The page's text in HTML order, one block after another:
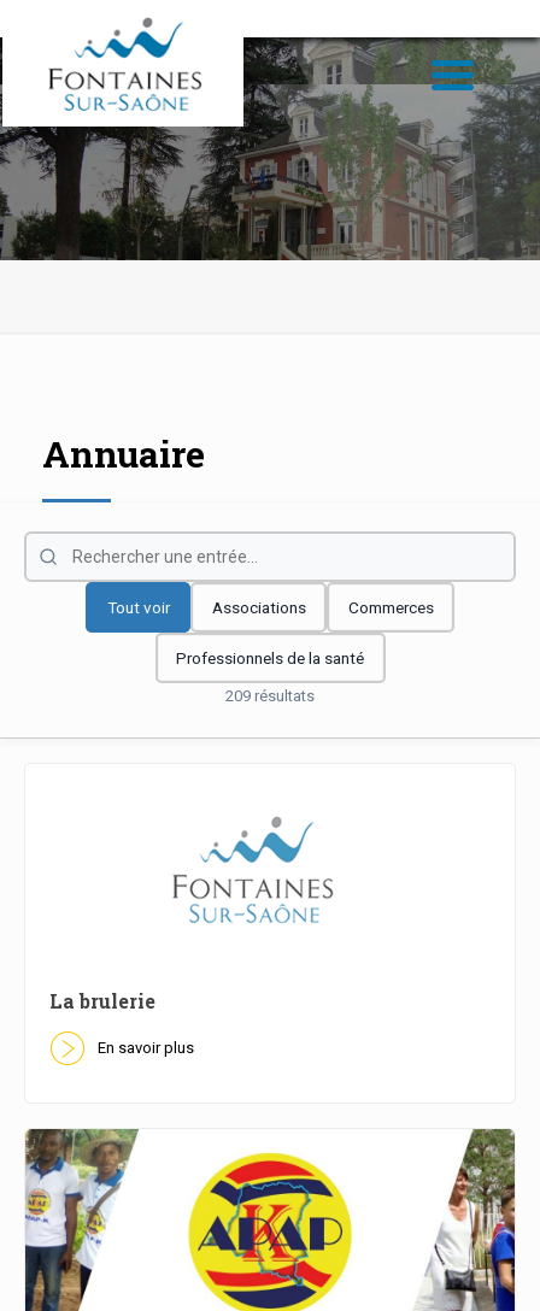
Annuaire
Tout voir Associations Commerces
Professionnels de la santé
209 résultats
La brulerie
En savoir plus